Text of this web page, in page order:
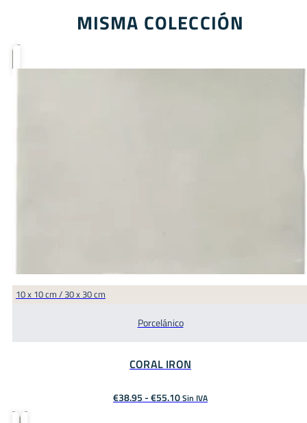
MISMA COLECCIÓN
10 x 10 cm / 30 x 30 cm
Porcelánico
CORAL IRON
€38.95-€55.10Rango
de
Sin IVA